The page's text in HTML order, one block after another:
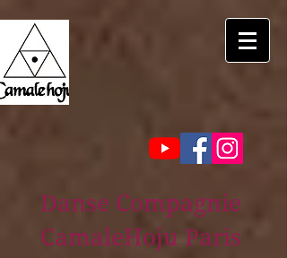
Danse Compagnie
CamaleHoju Paris